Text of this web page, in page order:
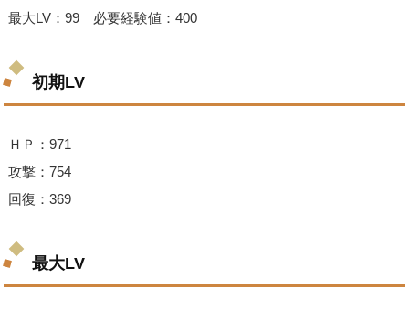
最大LV：99 必要経験値：400
初期LV
ＨＰ：971
攻撃：754
回復：369
最大LV